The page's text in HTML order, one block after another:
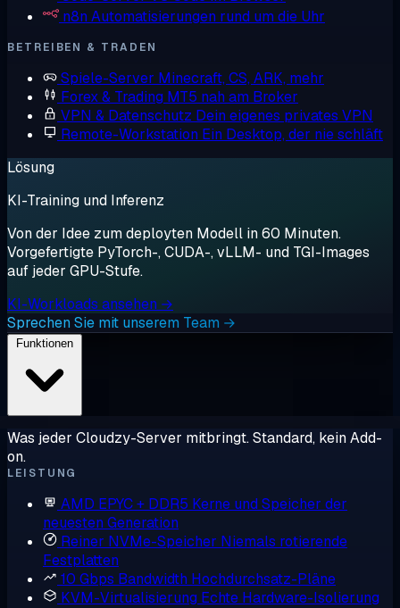
n8n Automatisierungen rund um die Uhr
BETREIBEN & TRADEN
Spiele-Server Minecraft, CS, ARK, mehr
Forex & Trading MT5 nah am Broker
VPN & Datenschutz Dein eigenes privates VPN
Remote-Workstation Ein Desktop, der nie schläft
Lösung
KI-Training und Inferenz
Von der Idee zum deployten Modell in 60 Minuten.
Vorgefertigte PyTorch-, CUDA-, vLLM- und TGI-Images
auf jeder GPU-Stufe.
KI-Workloads ansehen →
Sprechen Sie mit unserem Team →
Was jeder Cloudzy-Server mitbringt. Standard, kein Add-
on.
LEISTUNG
AMD EPYC + DDR5 Kerne und Speicher der
neuesten Generation
Reiner NVMe-Speicher Niemals rotierende
Festplatten
10 Gbps Bandwidth Hochdurchsatz-Pläne
KVM-Virtualisierung Echte Hardware-Isolierung